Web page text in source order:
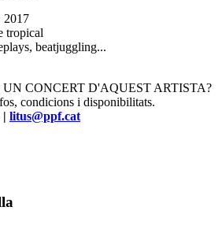
2017
tropical
beatjuggling...
CONCERT D'AQUEST ARTISTA?
condicions i disponibilitats.
| litus@ppf.cat